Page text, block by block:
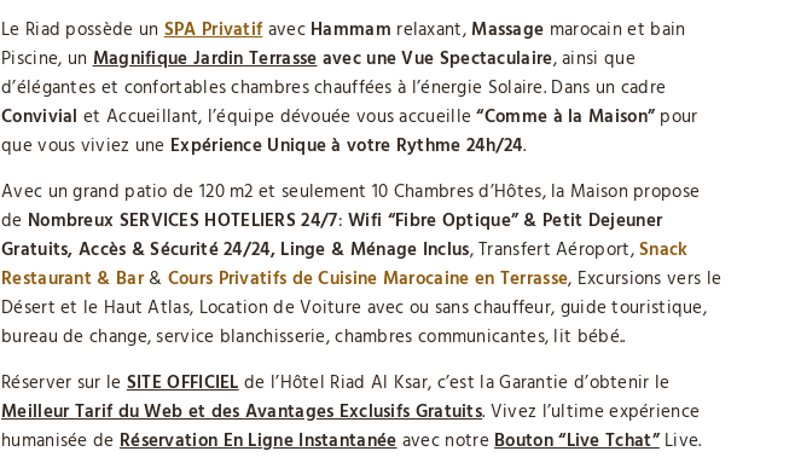
Le Riad possède unSPA Privatifavec Hammam relaxant, Massage marocain et bain
Piscine, unMagnifique JardinTerrasseavec une Vue Spectaculaire, ainsi que
d’élégantes et confortables chambres chauffées à l’énergie Solaire. Dans un cadre
Convivial et Accueillant, l’équipe dévouée vous accueille“Comme à la Maison”pour
que vous viviez une Expérience Unique à votre Rythme 24h/24.
Avec un grand patio de 120 m2 et seulement 10 Chambres d’Hôtes, la Maison propose
de Nombreux SERVICES HOTELIERS 24/7:Wifi “Fibre Optique” & Petit Dejeuner
Gratuits, Accès & Sécurité 24/24, Linge & Ménage Inclus, Transfert Aéroport,Snack
Restaurant & Bar& Cours Privatifs de Cuisine Marocaine en Terrasse, Excursions vers le
Désert et le Haut Atlas, Location de Voiture avec ou sans chauffeur, guide touristique,
bureau de change, service blanchisserie, chambres communicantes, lit bébé..
Réserver sur leSITE OFFICIELde l’Hôtel Riad Al Ksar, c’est la Garantie d’obtenir le
Meilleur Tarif du Web et des Avantages Exclusifs Gratuits. Vivez l’ultime expérience
humanisée de Réservation En Ligne Instantanéeavec notreBouton “Live Tchat”Live.